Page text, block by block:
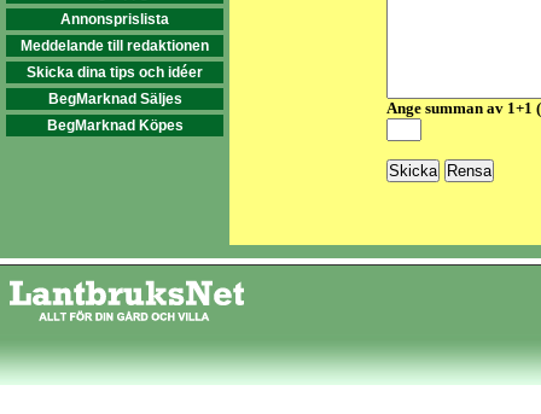
Annonsprislista
Meddelande till redaktionen
Skicka dina tips och idéer
BegMarknad Säljes
BegMarknad Köpes
Ange summan av 1+1